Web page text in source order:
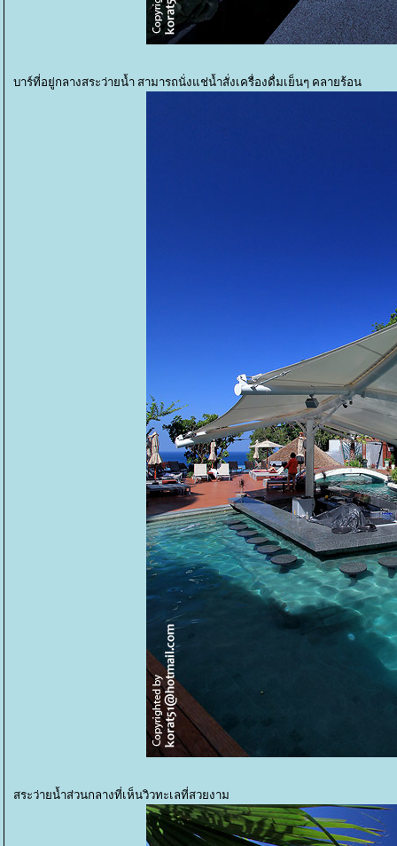
บาร์ที่อยู่กลางสระว่ายน้ำ สามารถนั่งแช่น้ำสั่งเครื่องดื่มเย็นๆ คลายร้อน
สระว่ายน้ำส่วนกลางที่เห็นวิวทะเลที่สวยงาม